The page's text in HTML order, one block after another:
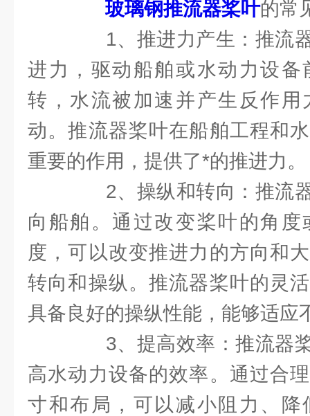
玻璃钢推流器桨叶的常
1、推进力产生：推流器
进力，驱动船舶或水动力设备
转，水流被加速并产生反作用
动。推流器桨叶在船舶工程和
重要的作用，提供了*的推进力。
2、操纵和转向：推流器
向船舶。通过改变桨叶的角
度，可以改变推进力的方向和
转向和操纵。推流器桨叶的灵
具备良好的操纵性能，能够适应
3、提高效率：推流器桨
高水动力设备的效率。通过合
寸和布局，可以减小阻力、降